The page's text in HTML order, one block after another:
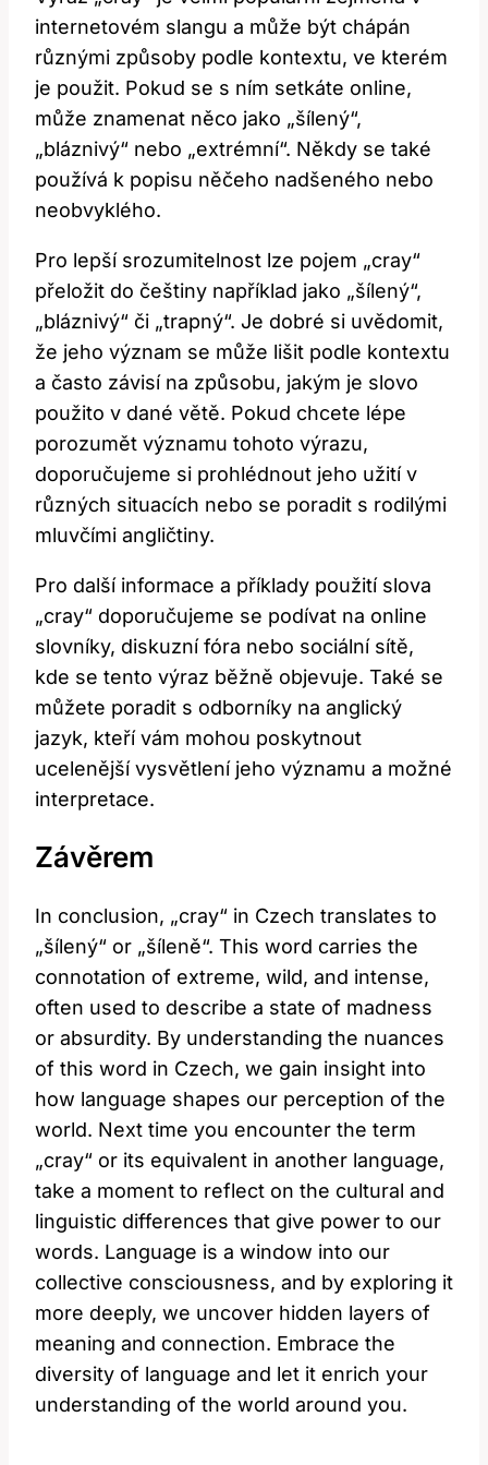
internetovém slangu a může být chápán
různými způsoby podle kontextu, ve kterém
je použit. Pokud se s ním setkáte online,
může znamenat něco jako „šílený“,
„bláznivý“ nebo „extrémní“. Někdy se také
používá k popisu něčeho nadšeného nebo
neobvyklého.
Pro lepší srozumitelnost lze pojem „cray“
přeložit do češtiny například jako „šílený“,
„bláznivý“ či „trapný“. Je dobré si uvědomit,
že jeho význam se může lišit podle kontextu
a často závisí na způsobu, jakým je slovo
použito v dané větě. Pokud chcete lépe
porozumět významu tohoto výrazu,
doporučujeme si prohlédnout jeho užití v
různých situacích nebo se poradit s rodilými
mluvčími angličtiny.
Pro další informace a příklady použití slova
„cray“ doporučujeme se podívat na online
slovníky, diskuzní fóra nebo sociální sítě,
kde se tento výraz běžně objevuje. Také se
můžete poradit s odborníky na anglický
jazyk, kteří vám mohou poskytnout
ucelenější vysvětlení jeho významu a možné
interpretace.
Závěrem
In conclusion, „cray“ in Czech translates to
„šílený“ or „šíleně“. This word carries the
connotation of extreme, wild, and intense,
often used to describe a state of madness
or absurdity. By understanding the nuances
of this word in Czech, we gain insight into
how language shapes our perception of the
world. Next time you encounter the term
„cray“ or its equivalent in another language,
take a moment to reflect on the cultural and
linguistic differences that give power to our
words. Language is a window into our
collective consciousness, and by exploring it
more deeply, we uncover hidden layers of
meaning and connection. Embrace the
diversity of language and let it enrich your
understanding of the world around you.